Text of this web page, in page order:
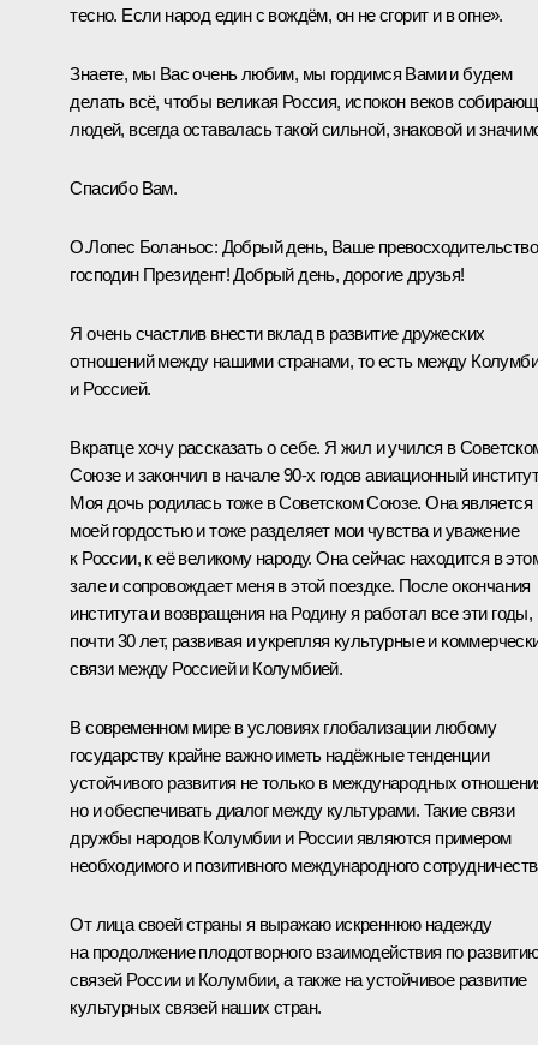
тесно. Если народ един с вождём, он не сгорит и в огне».
Знаете, мы Вас очень любим, мы гордимся Вами и будем
делать всё, чтобы великая Россия, испокон веков
людей, всегда оставалась такой сильной, знаковой и
Спасибо Вам.
О.Лопес Боланьос: Добрый день, Ваше превосходительство
господин Президент! Добрый день, дорогие друзья!
Я очень счастлив внести вклад в развитие дружеских
отношений между нашими странами, то есть между
и Россией.
Вкратце хочу рассказать о себе. Я жил и учился в
Союзе и закончил в начале 90‑х годов авиационный
Моя дочь родилась тоже в Советском Союзе. Она является
моей гордостью и тоже разделяет мои чувства и уважение
к России, к её великому народу. Она сейчас находится в
зале и сопровождает меня в этой поездке. После окончания
института и возвращения на Родину я работал все эти годы,
почти 30 лет, развивая и укрепляя культурные и
связи между Россией и Колумбией.
В современном мире в условиях глобализации любому
государству крайне важно иметь надёжные тенденции
устойчивого развития не только в международных
но и обеспечивать диалог между культурами. Такие связи
дружбы народов Колумбии и России являются примером
необходимого и позитивного международного
От лица своей страны я выражаю искреннюю надежду
на продолжение плодотворного взаимодействия по
связей России и Колумбии, а также на устойчивое развитие
культурных связей наших стран.